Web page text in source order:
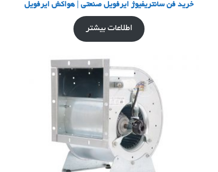
خرید فن سانتریفیوژ ایرفویل صنعتی | هواکش ایرفویل
اطلاعات بیشتر